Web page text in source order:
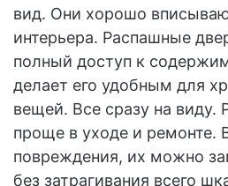
вид. Они хорошо
интерьера. Распашные
полный доступ к
делает его удобным для
вещей. Все сразу на виду.
проще в уходе и ремонте.
повреждения, их можно
без затрагивания всего